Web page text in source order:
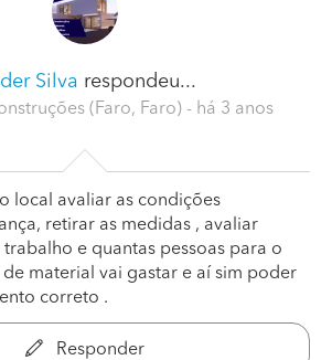
Silva respondeu...
(Faro, Faro) - há 3 anos
local avaliar as condições
retirar as medidas , avaliar
e quantas pessoas para o
material vai gastar e aí sim poder
correto .
Responder